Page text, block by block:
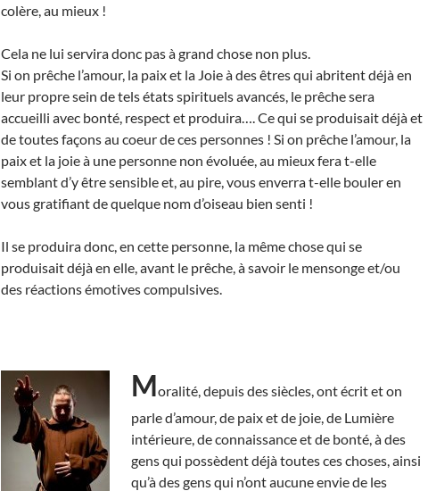
colère, au mieux !
Cela ne lui servira donc pas à grand chose non plus.
Si on prêche l’amour, la paix et la Joie à des êtres qui abritent déjà en
leur propre sein de tels états spirituels avancés, le prêche sera
accueilli avec bonté, respect et produira…. Ce qui se produisait déjà et
de toutes façons au coeur de ces personnes ! Si on prêche l’amour, la
paix et la joie à une personne non évoluée, au mieux fera t-elle
semblant d’y être sensible et, au pire, vous enverra t-elle bouler en
vous gratifiant de quelque nom d’oiseau bien senti !
Il se produira donc, en cette personne, la même chose qui se
produisait déjà en elle, avant le prêche, à savoir le mensonge et/ou
des réactions émotives compulsives.
Moralité, depuis des siècles, ont écrit et on
parle d’amour, de paix et de joie, de Lumière
intérieure, de connaissance et de bonté, à des
gens qui possèdent déjà toutes ces choses, ainsi
qu’à des gens qui n’ont aucune envie de les